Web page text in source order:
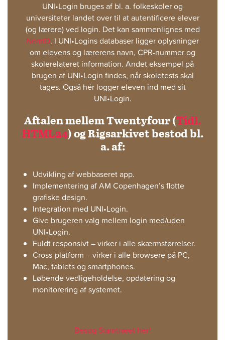
UNI•Login bruges af bl. a. folkeskoler og
universiteter landet over til atautentificereelever
(og lærere) ved login. Det kan sammenlignes med
NemID. I UNI•Logins databaser ligger oplysninger
om elevens og lærerens navn, CPR-nummer og
skolerelateret information. Andet eksempel på
brugen af UNI•Login findes, når skoletests skal
tages. Også hér logger eleven ind med sit
UNI•Login.
Aftalen mellem Twentyfour (Tidl.
HTML24) og Rigsarkivet bestod bl.
a. af:
Udvikling af webbaseret app.
Implementering af AM Copenhagen’s flotte
grafiske design.
Integration med UNI•Login.
Give brugeren valg mellem login med/uden
UNI•Login.
Fuldt responsivt – virker i alle skærmstørrelser.
Cross-platform – virker i alle browsere på PC,
Mac, tablets og smartphones.
Løbende vedligeholdelse, opdatering og
monitorering af systemet.
Besøg Stamtræet her!